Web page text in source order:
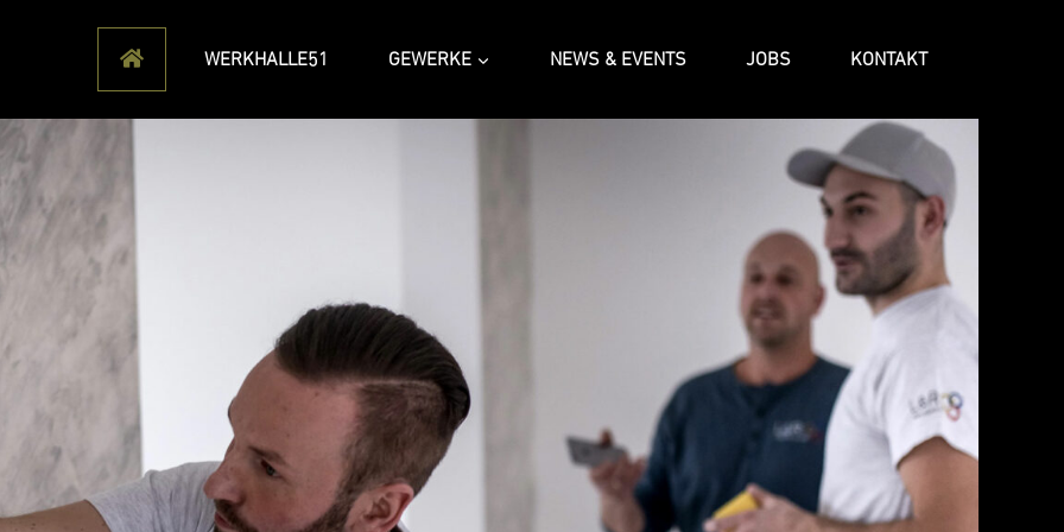
WERKHALLE51 GEWERKE NEWS & EVENTS JOBS KONTAKT